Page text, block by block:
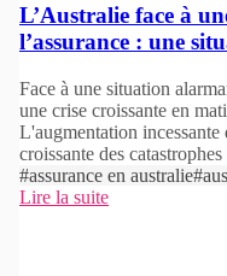
L’Australie face à
l’assurance : une
Face à une situation
une crise croissante en
L'augmentation incessante
croissante des
#assurance en australie
Lire la suite